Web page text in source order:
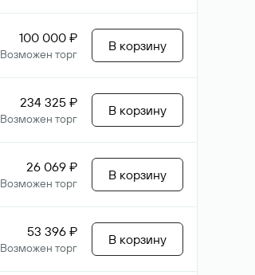
100 000 ₽
Возможен торг
В корзину
234 325 ₽
Возможен торг
В корзину
26 069 ₽
Возможен торг
В корзину
53 396 ₽
Возможен торг
В корзину